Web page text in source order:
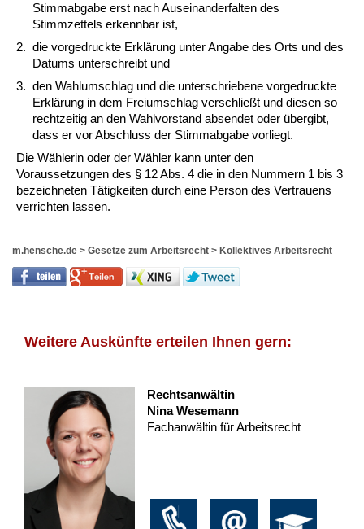
Stimmabgabe erst nach Auseinanderfalten des
Stimmzettels erkennbar ist,
2. die vorgedruckte Erklärung unter Angabe des Orts und des
Datums unterschreibt und
3. den Wahlumschlag und die unterschriebene vorgedruckte
Erklärung in dem Freiumschlag verschließt und diesen so
rechtzeitig an den Wahlvorstand absendet oder übergibt,
dass er vor Abschluss der Stimmabgabe vorliegt.
Die Wählerin oder der Wähler kann unter den
Voraussetzungen des § 12 Abs. 4 die in den Nummern 1 bis 3
bezeichneten Tätigkeiten durch eine Person des Vertrauens
verrichten lassen.
m.hensche.de > Gesetze zum Arbeitsrecht > Kollektives Arbeitsrecht
Weitere Auskünfte erteilen Ihnen gern:
Rechtsanwältin
Nina Wesemann
Fachanwältin für Arbeitsrecht